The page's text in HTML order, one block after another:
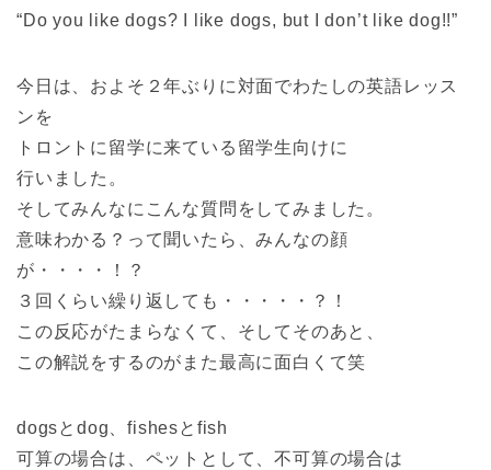
“Do you like dogs? I like dogs, but I don’t like dog!!”
今日は、およそ２年ぶりに対面でわたしの英語レッス
ンを
トロントに留学に来ている留学生向けに
行いました。
そしてみんなにこんな質問をしてみました。
意味わかる？って聞いたら、みんなの顔
が・・・・！？
３回くらい繰り返しても・・・・・？！
この反応がたまらなくて、そしてそのあと、
この解説をするのがまた最高に面白くて笑
dogsとdog、fishesとfish
可算の場合は、ペットとして、不可算の場合は